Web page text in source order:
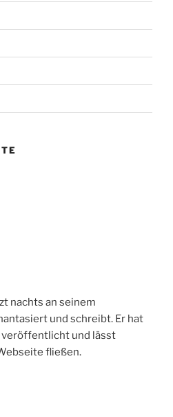
nachts an seinem
und schreibt. Er hat
veröffentlicht und lässt
fließen.